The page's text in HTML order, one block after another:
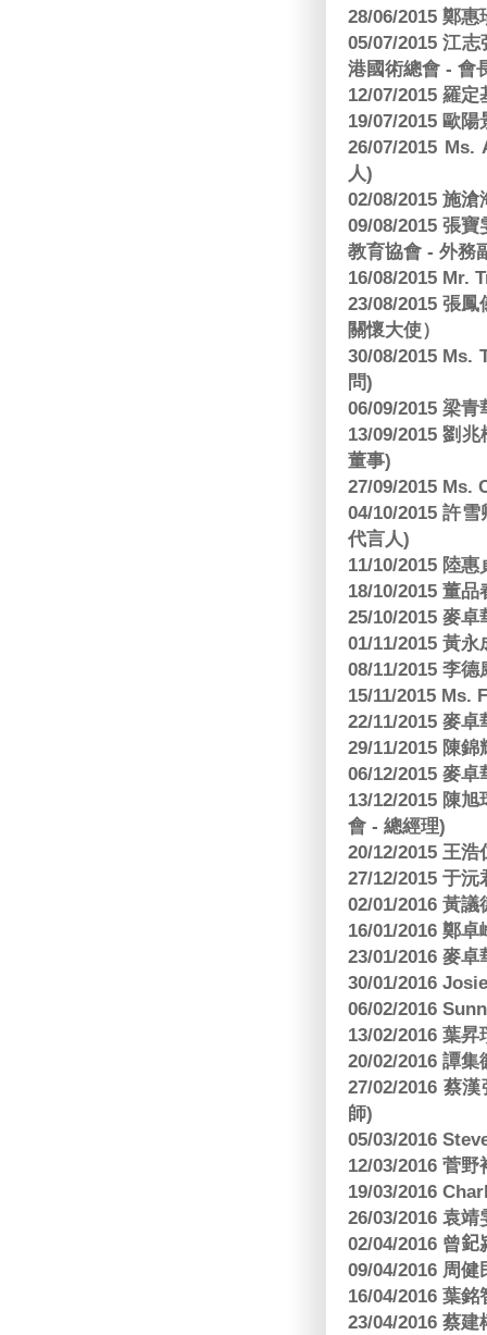
28/06/2015 鄭
05/07/2015 江
港國術總會 - 會
12/07/2015 羅
19/07/2015 歐
26/07/2015
人)
02/08/2015 施
09/08/2015 張
教育協會 - 外務
16/08/2015 Mr.
23/08/2015 張
關懷大使）
30/08/2015 Ms.
問)
06/09/2015 梁
13/09/2015 劉
董事)
27/09/2015 Ms.
04/10/2015 許
代言人)
11/10/2015 陸
18/10/2015 董
25/10/2015 麥
01/11/2015 黃
08/11/2015 李
15/11/2015 Ms.
22/11/2015 麥
29/11/2015 陳
06/12/2015 麥
13/12/2015 陳
會 - 總經理)
20/12/2015 王
27/12/2015 于
02/01/2016 黃
16/01/2016 鄭
23/01/2016 麥
30/01/2016
06/02/2016
13/02/2016 葉
20/02/2016 譚
27/02/2016 蔡
師)
05/03/2016
12/03/2016 菅
19/03/2016
26/03/2016 袁
02/04/2016 曾
09/04/2016 周
16/04/2016 葉
23/04/2016 蔡